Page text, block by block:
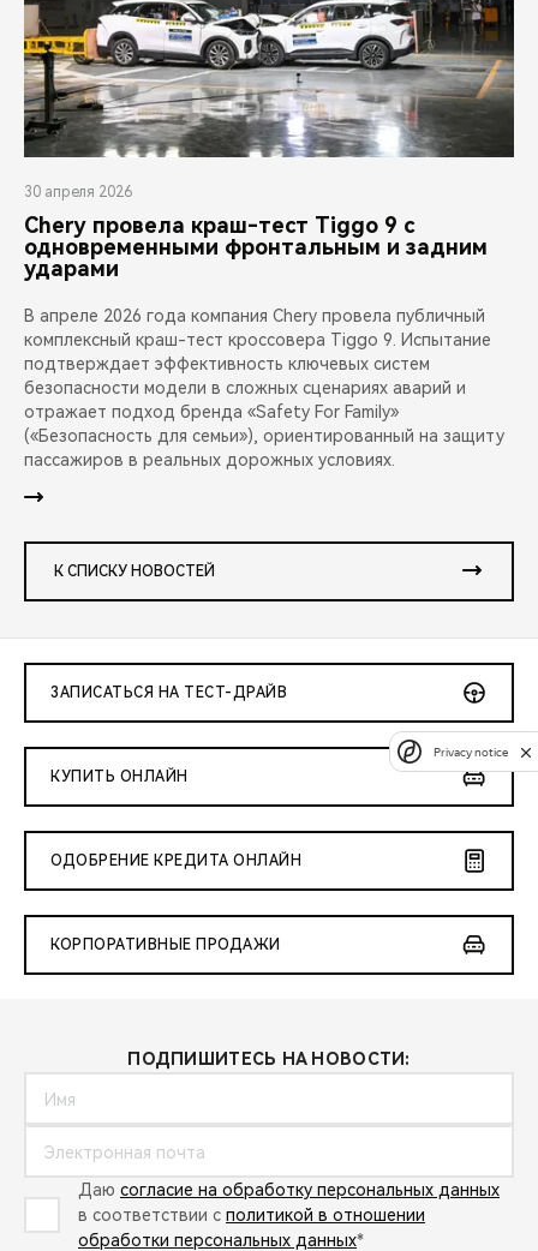
30 апреля 2026
Chery провела краш-тест Tiggo 9 с
одновременными фронтальным и задним
ударами
В апреле 2026 года компания Chery провела публичный
комплексный краш-тест кроссовера Tiggo 9. Испытание
подтверждает эффективность ключевых систем
безопасности модели в сложных сценариях аварий и
отражает подход бренда «Safety For Family»
(«Безопасность для семьи»), ориентированный на защиту
пассажиров в реальных дорожных условиях.
К СПИСКУ НОВОСТЕЙ
ЗАПИСАТЬСЯ НА ТЕСТ-ДРАЙВ
КУПИТЬ ОНЛАЙН
ОДОБРЕНИЕ КРЕДИТА ОНЛАЙН
КОРПОРАТИВНЫЕ ПРОДАЖИ
ПОДПИШИТЕСЬ НА НОВОСТИ:
Даю согласие на обработку персональных данных
в соответствии с политикой в отношении
обработки персональных данных*
Privacy notice